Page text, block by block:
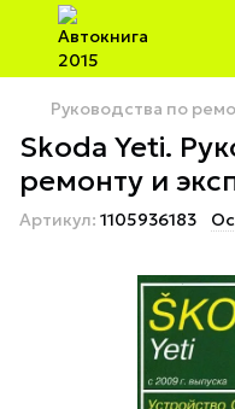
Руководства по
Skoda Yeti.
ремонту и
Артикул: 1105936183